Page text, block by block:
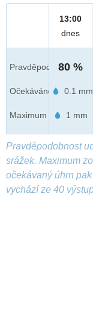
Pravděpod.
Očekáváno
Maximum
13:00
dnes
80 %
0.1 mm
1 mm
Pravděpodobnost
srážek. Maximum
očekávaný úhrn
vychází ze 40